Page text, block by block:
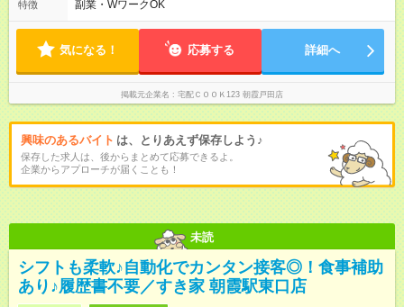
特徴 副業・WワークOK
気になる！ 応募する 詳細へ
掲載元企業名 宅配ＣＯＯＫ123 朝霞戸田店
興味のあるバイト は、とりあえず保存しよう♪
保存した求人は、後からまとめて応募できるよ。
企業からアプローチが届くことも！
未読
シフトも柔軟♪自動化でカンタン接客◎！食事補助
あり♪履歴書不要／すき家 朝霞駅東口店